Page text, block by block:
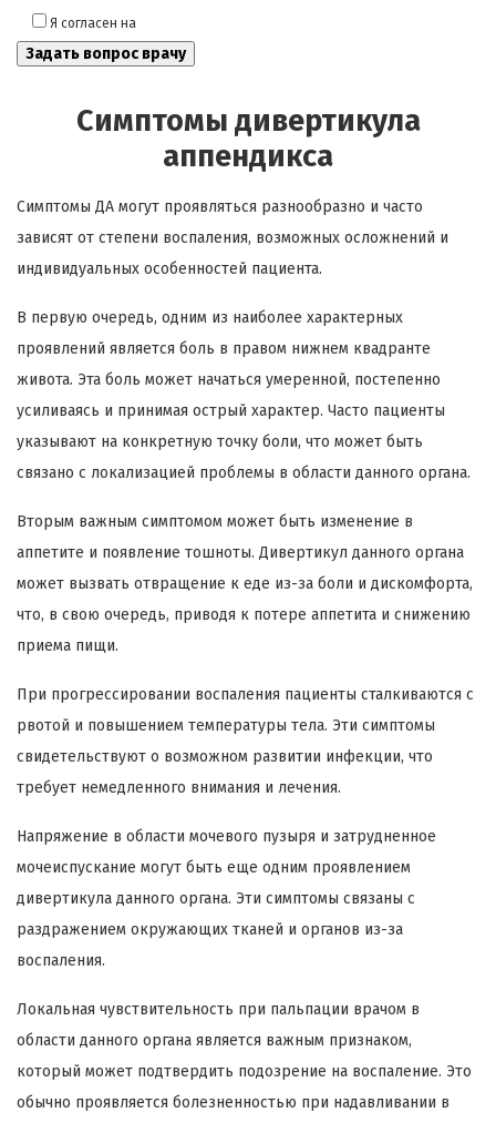
Я согласен на
Симптомы дивертикула
аппендикса
Симптомы ДА могут проявляться разнообразно и часто
зависят от степени воспаления, возможных осложнений и
индивидуальных особенностей пациента.
В первую очередь, одним из наиболее характерных
проявлений является боль в правом нижнем квадранте
живота. Эта боль может начаться умеренной, постепенно
усиливаясь и принимая острый характер. Часто пациенты
указывают на конкретную точку боли, что может быть
связано с локализацией проблемы в области данного органа.
Вторым важным симптомом может быть изменение в
аппетите и появление тошноты. Дивертикул данного органа
может вызвать отвращение к еде из-за боли и дискомфорта,
что, в свою очередь, приводя к потере аппетита и снижению
приема пищи.
При прогрессировании воспаления пациенты сталкиваются с
рвотой и повышением температуры тела. Эти симптомы
свидетельствуют о возможном развитии инфекции, что
требует немедленного внимания и лечения.
Напряжение в области мочевого пузыря и затрудненное
мочеиспускание могут быть еще одним проявлением
дивертикула данного органа. Эти симптомы связаны с
раздражением окружающих тканей и органов из-за
воспаления.
Локальная чувствительность при пальпации врачом в
области данного органа является важным признаком,
который может подтвердить подозрение на воспаление. Это
обычно проявляется болезненностью при надавливании в